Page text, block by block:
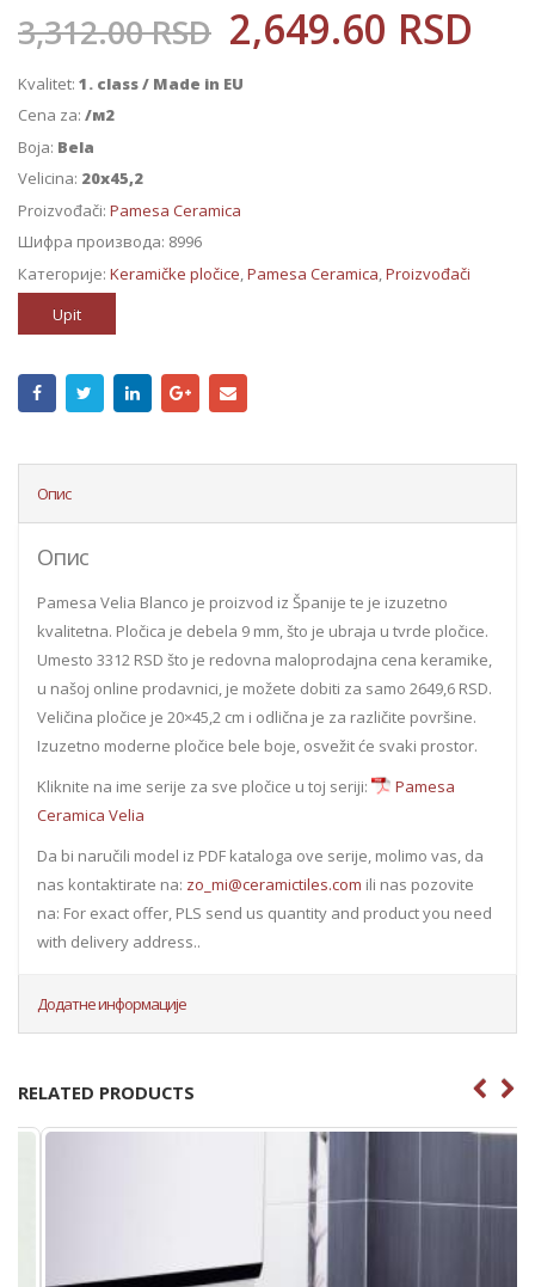
3,312.00RSD 2,649.60 RSD
Kvalitet: 1. class / Made in EU
Cena za: /м2
Boja: Bela
Velicina: 20x45,2
Proizvođači: Pamesa Ceramica
Шифра производа: 8996
Категорије: Keramičke pločice,Pamesa Ceramica,Proizvođači
Upit
Опис
Опис
Pamesa Velia Blanco je proizvod iz Španije te je izuzetno
kvalitetna. Pločica je debela 9 mm, što je ubraja u tvrde pločice.
Umesto 3312 RSD što je redovna maloprodajna cena keramike,
u našoj online prodavnici, je možete dobiti za samo 2649,6 RSD.
Veličina pločice je 20×45,2 cm i odlična je za različite površine.
Izuzetno moderne pločice bele boje, osvežit će svaki prostor.
Kliknite na ime serije za sve pločice u toj seriji:
Pamesa
Ceramica Velia
Da bi naručili model iz PDF kataloga ove serije, molimo vas, da
nas kontaktirate na: zo_mi@ceramictiles.com ili nas pozovite
na: For exact offer, PLS send us quantity and product you need
with delivery address..
Додатне информације
RELATED PRODUCTS